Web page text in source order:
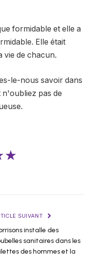
formidable et elle a
Elle était
vie de chacun.
le-nous savoir dans
n'oubliez pas de
SUIVANT
installe des
sanitaires dans les
des hommes et la